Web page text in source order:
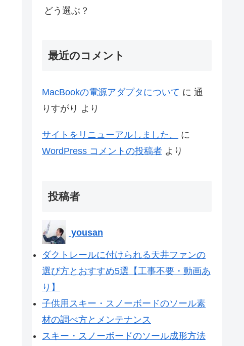
どう選ぶ？
最近のコメント
MacBookの電源アダプタについて に 通
りすがり より
サイトをリニューアルしました。
に
WordPress コメントの投稿者 より
投稿者
yousan
ダクトレールに付けられる天井ファンの
選び方とおすすめ5選【工事不要・動画あ
り】
子供用スキー・スノーボードのソール素
材の調べ方とメンテナンス
スキー・スノーボードのソール成形方法